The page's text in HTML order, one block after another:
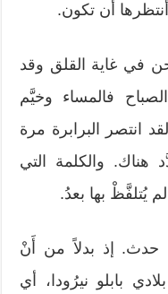
أن تكون.
في غاية القلق وقد
فالمساء وخيَّم
انتصر البرابرة مرة
هناك. والكلمة التي
يُتلفَّظْ بها بعدُ.
حدث. إذ بدلاً من أَنْ
بابلو نيرُودا، أي